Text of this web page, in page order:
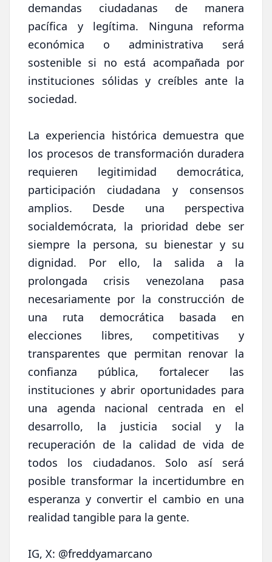
demandas ciudadanas de manera
pacífica y legítima. Ninguna reforma
económica o administrativa será
sostenible si no está acompañada por
instituciones sólidas y creíbles ante la
sociedad.
La experiencia histórica demuestra que
los procesos de transformación duradera
requieren legitimidad democrática,
participación ciudadana y consensos
amplios. Desde una perspectiva
socialdemócrata, la prioridad debe ser
siempre la persona, su bienestar y su
dignidad. Por ello, la salida a la
prolongada crisis venezolana pasa
necesariamente por la construcción de
una ruta democrática basada en
elecciones libres, competitivas y
transparentes que permitan renovar la
confianza pública, fortalecer las
instituciones y abrir oportunidades para
una agenda nacional centrada en el
desarrollo, la justicia social y la
recuperación de la calidad de vida de
todos los ciudadanos. Solo así será
posible transformar la incertidumbre en
esperanza y convertir el cambio en una
realidad tangible para la gente.
IG, X: @freddyamarcano